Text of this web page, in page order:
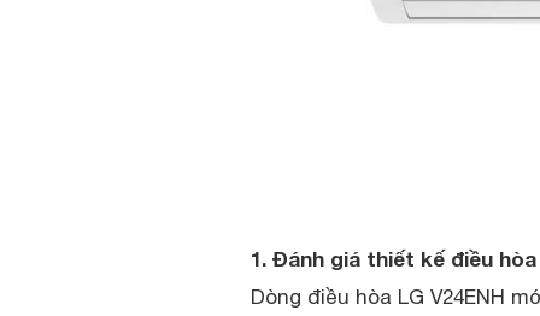
1. Đánh giá thiết kế điều hòa
Dòng điều hòa LG V24ENH